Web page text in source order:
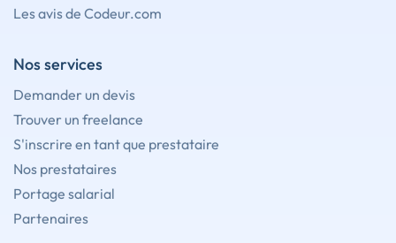
Les avis de Codeur.com
Nos services
Demander un devis
Trouver un freelance
S'inscrire en tant que prestataire
Nos prestataires
Portage salarial
Partenaires